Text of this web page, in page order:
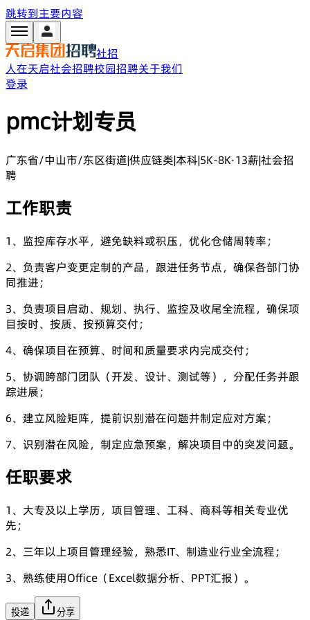
跳转到主要内容
社招
人在天启社会招聘校园招聘关于我们
登录
pmc计划专员
广东省/中山市/东区街道|供应链类|本科|5K-8K·13薪|社会招
聘
工作职责
1、监控库存水平，避免缺料或积压，优化仓储周转率；
2、负责客户变更定制的产品，跟进任务节点，确保各部门协
同推进；
3、负责项目启动、规划、执行、监控及收尾全流程，确保项
目按时、按质、按预算交付；
4、确保项目在预算、时间和质量要求内完成交付；
5、协调跨部门团队（开发、设计、测试等），分配任务并跟
踪进展；
6、建立风险矩阵，提前识别潜在问题并制定应对方案；
7、识别潜在风险，制定应急预案，解决项目中的突发问题。
任职要求
1、大专及以上学历，项目管理、工科、商科等相关专业优
先；
2、三年以上项目管理经验，熟悉IT、制造业行业全流程；
3、熟练使用Office（Excel数据分析、PPT汇报）。
投递 分享